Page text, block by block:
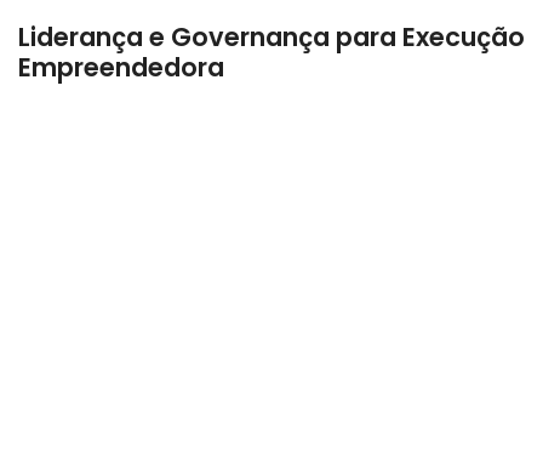
Liderança e Governança para Execução
Empreendedora